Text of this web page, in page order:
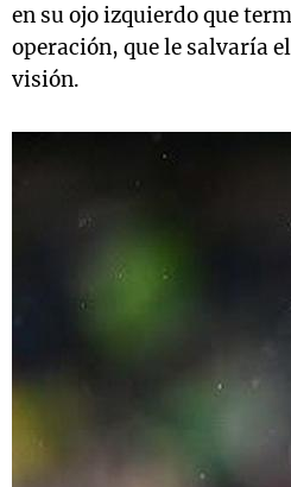
en su ojo izquierdo que
operación, que le salvaría
visión.